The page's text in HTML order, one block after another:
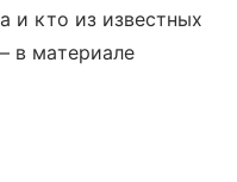
и кто из известных
в материале